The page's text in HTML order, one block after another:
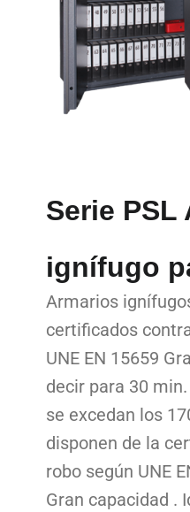
Serie PSL
ignífugo
Armarios
certificados
UNE EN 15659
decir para 30
se excedan los
disponen de la
robo según UNE
Gran capacidad .